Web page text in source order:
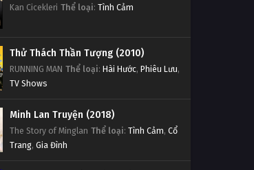
Kan Cicekleri Thể loại: Tình Cảm
Thử Thách Thần Tượng (2010)
RUNNING MAN Thể loại: Hài Hước, Phiêu Lưu,
TV Shows
Minh Lan Truyện (2018)
The Story of Minglan Thể loại: Tình Cảm, Cổ
Trang, Gia Đình